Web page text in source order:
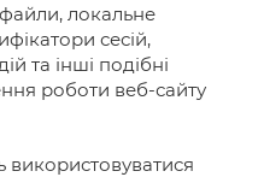
локальне
сесій,
та інші подібні
роботи веб-сайту